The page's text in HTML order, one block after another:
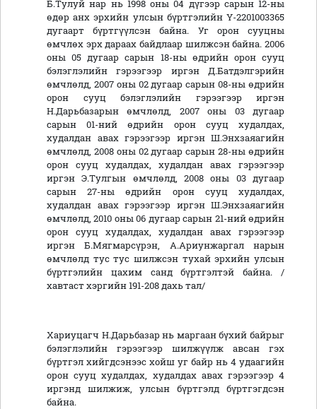
Б.Тулуй нар нь 1998 оны 04 дүгээр сарын 12-ны
өдөр анх эрхийн улсын бүртгэлийн Ү-2201003365
дугаарт бүртгүүлсэн байна. Уг орон сууцны
өмчлөх эрх дараах байдлаар шилжсэн байна. 2006
оны 05 дугаар сарын 18-ны өдрийн орон сууц
бэлэглэлийн гэрээгээр иргэн Д.Батдэлгэрийн
өмчлөлд, 2007 оны 02 дугаар сарын 08-ны өдрийн
орон сууц бэлэглэлийн гэрээгээр иргэн
Н.Дарьбазарын өмчлөлд, 2007 оны 03 дугаар
сарын 01-ний өдрийн орон сууц худалдах,
худалдан авах гэрээгээр иргэн Ш.Энхзаяагийн
өмчлөлд, 2008 оны 02 дугаар сарын 28-ны өдрийн
орон сууц худалдах, худалдан авах гэрээгээр
иргэн Э.Тулгын өмчлөлд, 2008 оны 03 дугаар
сарын 27-ны өдрийн орон сууц худалдах,
худалдан авах гэрээгээр иргэн Ш.Энхзаяагийн
өмчлөлд, 2010 оны 06 дугаар сарын 21-ний өдрийн
орон сууц худалдах, худалдан авах гэрээгээр
иргэн Б.Мягмарсүрэн, А.Ариунжаргал нарын
өмчлөлд тус тус шилжсэн тухай эрхийн улсын
бүртгэлийн цахим санд бүртгэлтэй байна. /
хавтаст хэргийн 191-208 дахь тал/
Хариуцагч Н.Дарьбазар нь маргаан бүхий байрыг
бэлэглэлийн гэрээгээр шилжүүлж авсан гэх
бүртгэл хийгдсэнээс хойш уг байр нь 4 удаагийн
орон сууц худалдах, худалдах авах гэрээгээр 4
иргэнд шилжиж, улсын бүртгэлд бүртгэгдсэн
байна.